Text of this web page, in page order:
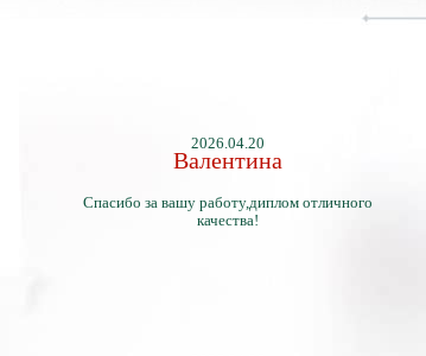
2026.04.20
Валентина
Спасибо за вашу работу,диплом отличного
качества!